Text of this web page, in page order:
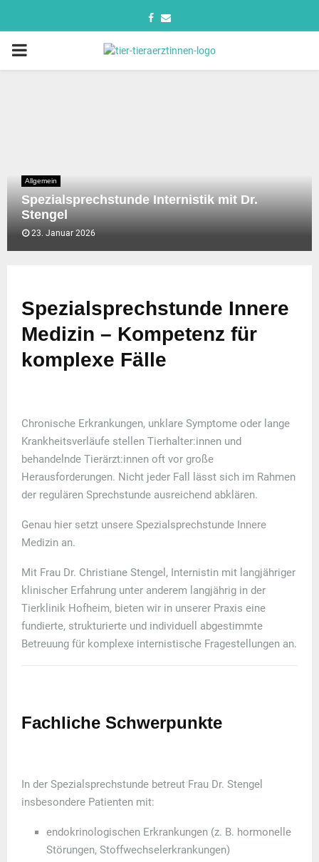
Allgemein
Spezialsprechstunde Internistik mit Dr.
Stengel
23. Januar 2026
Spezialsprechstunde Innere
Medizin – Kompetenz für
komplexe Fälle
Chronische Erkrankungen, unklare Symptome oder lange
Krankheitsverläufe stellen Tierhalter:innen und
behandelnde Tierärzt:innen oft vor große
Herausforderungen. Nicht jeder Fall lässt sich im Rahmen
der regulären Sprechstunde ausreichend abklären.
Genau hier setzt unsere Spezialsprechstunde Innere
Medizin an.
Mit Frau Dr. Christiane Stengel , Internistin mit langjähriger
klinischer Erfahrung unter anderem langjährig in der
Tierklinik Hofheim, bieten wir in unserer Praxis eine
fundierte, strukturierte und individuell abgestimmte
Betreuung für komplexe internistische Fragestellungen an.
Fachliche Schwerpunkte
In der Spezialsprechstunde betreut Frau Dr. Stengel
insbesondere Patienten mit:
endokrinologischen Erkrankungen (z. B. hormonelle
Störungen, Stoffwechselerkrankungen)